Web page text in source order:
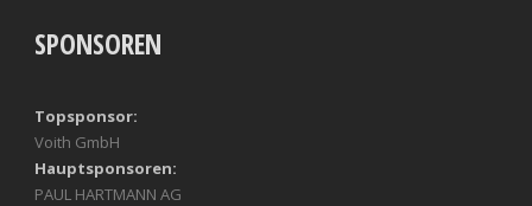
SPONSOREN
Topsponsor:
Voith GmbH
Hauptsponsoren:
PAUL HARTMANN AG